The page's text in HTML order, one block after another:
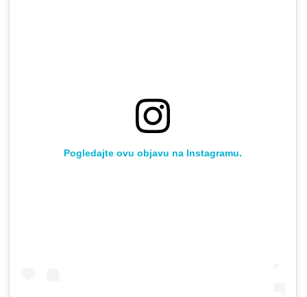
Pogledajte ovu objavu na Instagramu.